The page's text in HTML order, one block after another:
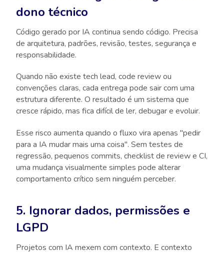
dono técnico
Código gerado por IA continua sendo código. Precisa
de arquitetura, padrões, revisão, testes, segurança e
responsabilidade.
Quando não existe tech lead, code review ou
convenções claras, cada entrega pode sair com uma
estrutura diferente. O resultado é um sistema que
cresce rápido, mas fica difícil de ler, debugar e evoluir.
Esse risco aumenta quando o fluxo vira apenas "pedir
para a IA mudar mais uma coisa". Sem testes de
regressão, pequenos commits, checklist de review e CI,
uma mudança visualmente simples pode alterar
comportamento crítico sem ninguém perceber.
5. Ignorar dados, permissões e
LGPD
Projetos com IA mexem com contexto. E contexto